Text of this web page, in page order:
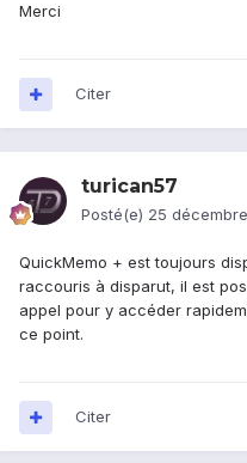
Merci
Citer
turican57
Posté(e) 25
QuickMemo + est toujours
raccouris à disparut, il est
appel pour y accéder
ce point.
Citer